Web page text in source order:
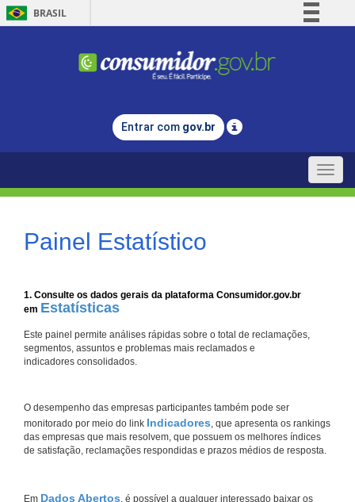
BRASIL
Comunica BR
Legislação
Entrar com gov.br
Toggle
Painel Estatístico
1. Consulte os dados gerais da plataforma Consumidor.gov.br
em Estatísticas
Este painel permite análises rápidas sobre o total de reclamações,
segmentos, assuntos e problemas mais reclamados e
indicadores consolidados.
O desempenho das empresas participantes também pode ser
monitorado por meio do link Indicadores, que apresenta os rankings
das empresas que mais resolvem, que possuem os melhores índices
de satisfação, reclamações respondidas e prazos médios de resposta.
Em Dados Abertos, é possível a qualquer interessado baixar os